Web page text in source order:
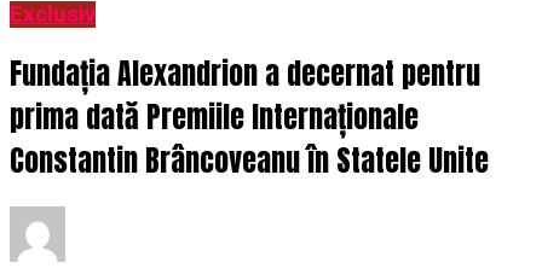
Exclusiv
Fundația Alexandrion a decernat pentru
prima dată Premiile Internaționale
Constantin Brâncoveanu în Statele Unite